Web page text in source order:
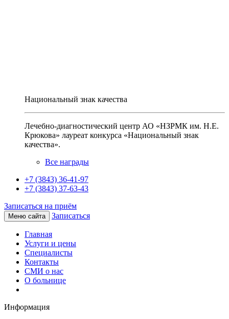
Национальный знак качества
Лечебно-диагностический центр АО «НЗРМК им. Н.Е.
Крюкова» лауреат конкурса «Национальный знак
качества».
Все награды
+7 (3843) 36-41-97
+7 (3843) 37-63-43
Записаться на приём
Меню сайта Записаться
Главная
Услуги и цены
Специалисты
Контакты
СМИ о нас
О больнице
Информация